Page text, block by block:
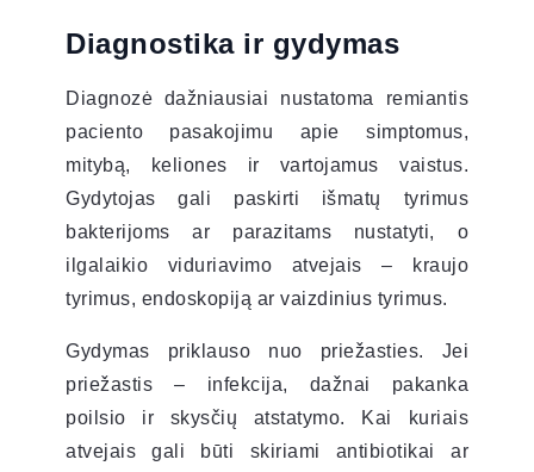
Diagnostika ir gydymas
Diagnozė dažniausiai nustatoma remiantis
paciento pasakojimu apie simptomus,
mitybą, keliones ir vartojamus vaistus.
Gydytojas gali paskirti išmatų tyrimus
bakterijoms ar parazitams nustatyti, o
ilgalaikio viduriavimo atvejais – kraujo
tyrimus, endoskopiją ar vaizdinius tyrimus.
Gydymas priklauso nuo priežasties. Jei
priežastis – infekcija, dažnai pakanka
poilsio ir skysčių atstatymo. Kai kuriais
atvejais gali būti skiriami antibiotikai ar